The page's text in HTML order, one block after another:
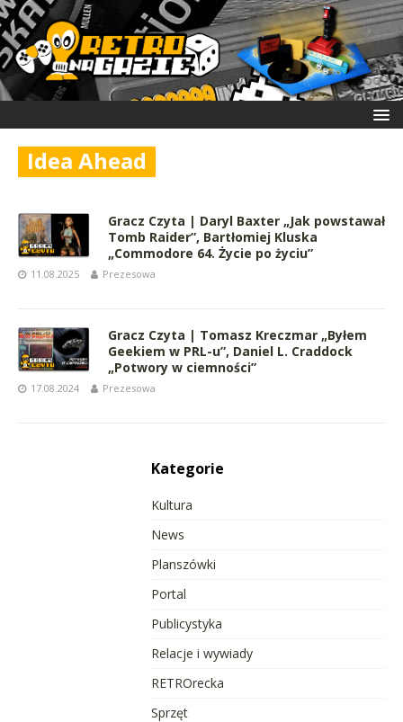
Idea Ahead
Gracz Czyta | Daryl Baxter „Jak powstawał
Tomb Raider”, Bartłomiej Kluska
„Commodore 64. Życie po życiu”
11.08.2025 Prezesowa
Gracz Czyta | Tomasz Kreczmar „Byłem
Geekiem w PRL-u”, Daniel L. Craddock
„Potwory w ciemności”
17.08.2024 Prezesowa
Kategorie
Kultura
News
Planszówki
Portal
Publicystyka
Relacje i wywiady
RETROrecka
Sprzęt